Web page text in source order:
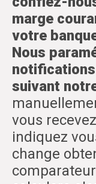
marge
votre
Nous
notifications
suivant
vous
indiquez
change